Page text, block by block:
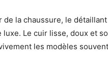
de la chaussure, le
luxe. Le cuir lisse, doux et
les modèles